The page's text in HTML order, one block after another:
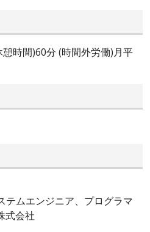
時間)60分 (時間外労働)月平
テムエンジニア、プログラマ
式会社